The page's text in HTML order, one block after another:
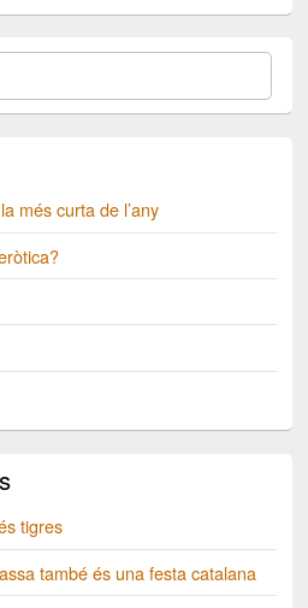
més curta de l’any
tigres
també és una festa catalana